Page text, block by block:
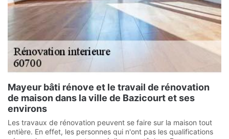
Mayeur bâti rénove et le travail de rénovation
de maison dans la ville de Bazicourt et ses
environs
Les travaux de rénovation peuvent se faire sur la maison tout
entière. En effet, les personnes qui n'ont pas les qualifications